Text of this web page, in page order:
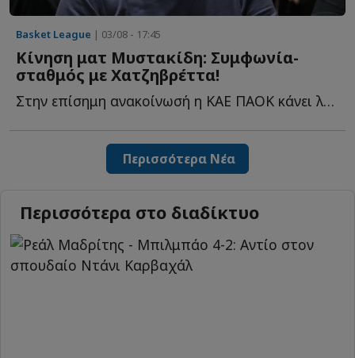
Basket League | 03/08 - 17:45
Κίνηση ματ Μυστακίδη: Συμφωνία-
σταθμός με Χατζηβρέττα!
Στην επίσημη ανακοίνωσή η ΚΑΕ ΠΑΟΚ κάνει λόγο για μία σ...
Περισσότερα Νέα
Περισσότερα στο διαδίκτυο